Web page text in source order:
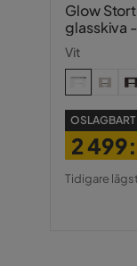
Glow
glasskiva
Vit
OSLAGBART
Pris
2
Tidigare